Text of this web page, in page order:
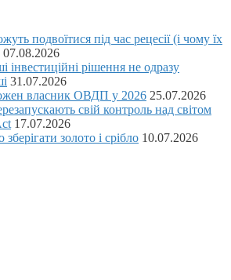
подвоїтися під час рецесії (і чому їх
07.08.2026
інвестиційні рішення не одразу
31.07.2026
власник ОВДП у 2026 25.07.2026
свій контроль над світом
17.07.2026
золото і срібло 10.07.2026